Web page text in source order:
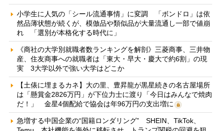
小学生に人気の「シール流通事情」に変調 「ボンドロ」は依
然品薄状態が続くが、模倣品や類似品が大量流通し一部で値崩
れ 「選別が本格化する時代に」
《商社の大学別就職者数ランキングを解剖》三菱商事、三井物
産、住友商事への就職者は「東大・早大・慶大で約6割」の現
実 3大学以外で強い大学はどこか
【土俵に埋まるカネ】大の里、豊昇龍が黒星続きの名古屋場所
は「懸賞金2826万円」が下位力士に渡り「今日はみんなで焼肉
だ！」 金星4個配給で協会は年96万円の支出増に
急増する中国企業の“国籍ロンダリング” SHEIN、TikTok、